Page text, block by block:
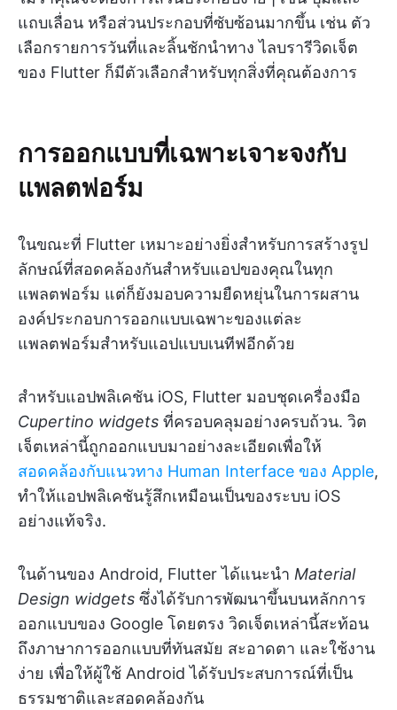
แถบเลื่อน หรือส่วนประกอบที่ซับซ้อนมากขึ้น เช่น ตัว
เลือกรายการวันที่และลิ้นชักนำทาง ไลบรารีวิดเจ็ต
ของ Flutter ก็มีตัวเลือกสำหรับทุกสิ่งที่คุณต้องการ
การออกแบบที่เฉพาะเจาะจงกับ
แพลตฟอร์ม
ในขณะที่ Flutter เหมาะอย่างยิ่งสำหรับการสร้างรูป
ลักษณ์ที่สอดคล้องกันสำหรับแอปของคุณในทุก
แพลตฟอร์ม แต่ก็ยังมอบความยืดหยุ่นในการผสาน
องค์ประกอบการออกแบบเฉพาะของแต่ละ
แพลตฟอร์มสำหรับแอปแบบเนทีฟอีกด้วย
สำหรับแอปพลิเคชัน iOS, Flutter มอบชุดเครื่องมือ
Cupertino widgets ที่ครอบคลุมอย่างครบถ้วน. วิต
เจ็ตเหล่านี้ถูกออกแบบมาอย่างละเอียดเพื่อให้
สอดคล้องกับแนวทาง Human Interface ของ Apple,
ทำให้แอปพลิเคชันรู้สึกเหมือนเป็นของระบบ iOS
อย่างแท้จริง.
ในด้านของ Android, Flutter ได้แนะนำ Material
Design widgets ซึ่งได้รับการพัฒนาขึ้นบนหลักการ
ออกแบบของ Google โดยตรง วิดเจ็ตเหล่านี้สะท้อน
ถึงภาษาการออกแบบที่ทันสมัย สะอาดตา และใช้งาน
ง่าย เพื่อให้ผู้ใช้ Android ได้รับประสบการณ์ที่เป็น
ธรรมชาติและสอดคล้องกัน